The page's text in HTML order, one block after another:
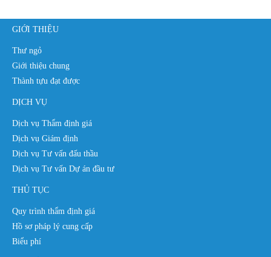
GIỚI THIỆU
Thư ngỏ
Giới thiệu chung
Thành tựu đạt được
DỊCH VỤ
Dịch vụ Thẩm định giá
Dịch vụ Giám định
Dịch vụ Tư vấn đấu thầu
Dịch vụ Tư vấn Dự án đầu tư
THỦ TỤC
Quy trình thẩm định giá
Hồ sơ pháp lý cung cấp
Biểu phí